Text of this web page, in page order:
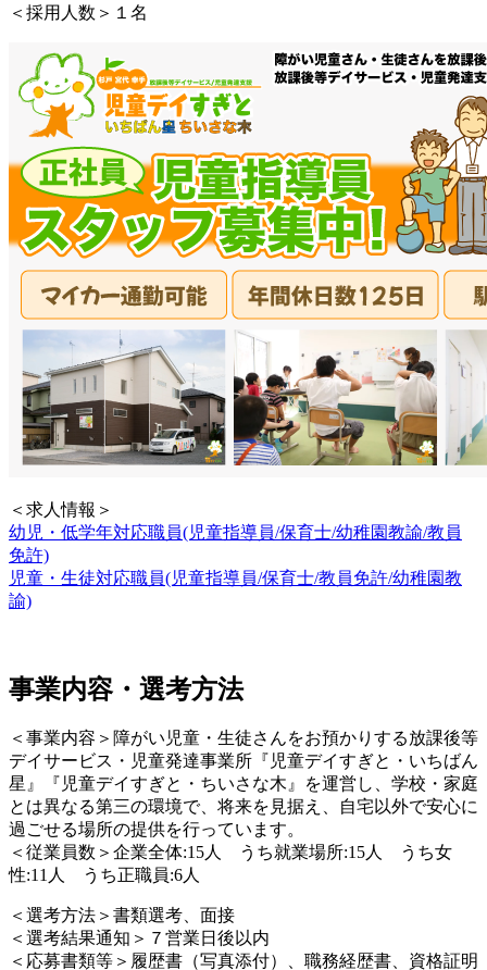
＜採用人数＞１名
＜求人情報＞
幼児・低学年対応職員(児童指導員/保育士/幼稚園教諭/教員
免許)
児童・生徒対応職員(児童指導員/保育士/教員免許/幼稚園教
諭)
事業内容・選考方法
＜事業内容＞障がい児童・生徒さんをお預かりする放課後等
デイサービス・児童発達事業所『児童デイすぎと・いちばん
星』『児童デイすぎと・ちいさな木』を運営し、学校・家庭
とは異なる第三の環境で、将来を見据え、自宅以外で安心に
過ごせる場所の提供を行っています。
＜従業員数＞企業全体:15人 うち就業場所:15人 うち女
性:11人 うち正職員:6人
＜選考方法＞書類選考、面接
＜選考結果通知＞７営業日後以内
＜応募書類等＞履歴書（写真添付）、職務経歴書、資格証明